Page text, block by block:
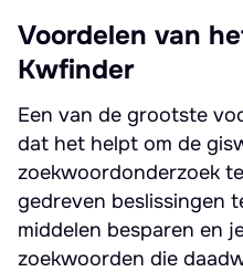
Voordelen van
Kwfinder
Een van de grootste
dat het helpt om de
zoekwoordonderzoek
gedreven beslissingen
middelen besparen en
zoekwoorden die